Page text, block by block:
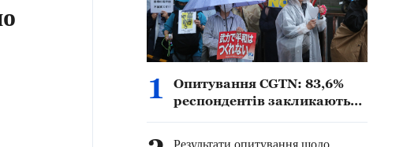
1
Опитування CGTN: 83,6%
респондентів закликають
Результати опитування щодо